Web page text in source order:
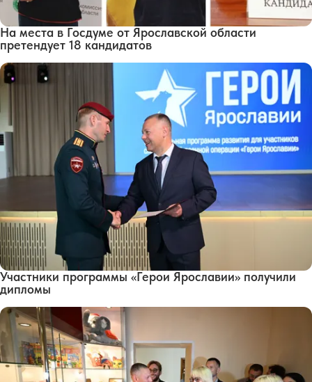
На места в Госдуме от Ярославской области
претендует 18 кандидатов
Участники программы «Герои Ярославии» получили
дипломы